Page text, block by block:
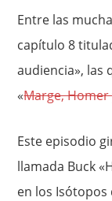
Entre las
capítulo 8
audiencia», las
«Marge,
Este episodio
llamada Buck
en los Isótopos